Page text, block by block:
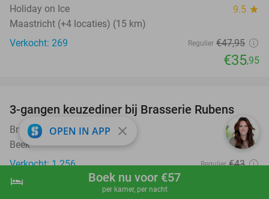
shopping_cart Boek nu
hotel Boek nu voor €57
per kamer, per nacht
Holiday on Ice 9.5 star
Maastricht (+4 locaties) (15 km)
Verkocht: 269
Regulier €47,95
€35,95
42%
3-gangen keuzediner bij Brasserie Rubens
Brasserie Rubens 9.5star
Beek
Verkocht: 1.256
Regulier €43
OPEN IN APP close